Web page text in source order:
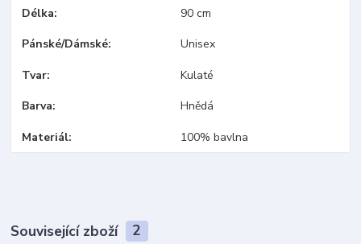
Délka 90 cm
Pánské/Dámské Unisex
Tvar Kulaté
Barva Hnědá
Materiál 100% bavlna
Související zboží 2